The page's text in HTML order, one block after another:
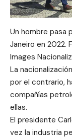
Un hombre pasa
Janeiro en 2022.
Images
La
por el contrario,
compañías
ellas.
El presidente
vez la industria